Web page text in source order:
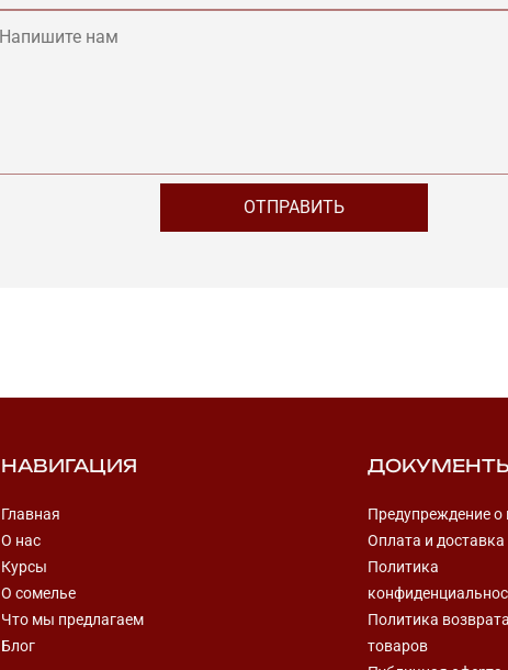
НАВИГАЦИЯ
Главная
О нас
Курсы
О сомелье
Что мы предлагаем
Блог
Предупреждение о
Оплата и доставка
Политика
Политика
товаров